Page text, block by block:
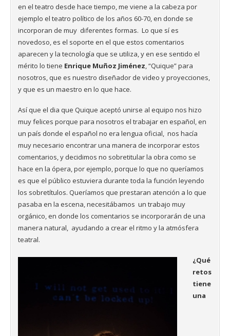
en el teatro desde hace tiempo, me viene a la cabeza por
ejemplo el teatro político de los años 60-70, en donde se
incorporan de muy diferentes formas. Lo que sí es
novedoso, es el soporte en el que estos comentarios
aparecen y la tecnología que se utiliza, y en ese sentido el
mérito lo tiene Enrique Muñoz Jiménez, “Quique” para
nosotros, que es nuestro diseñador de video y proyecciones,
y que es un maestro en lo que hace.
Así que el dia que Quique aceptó unirse al equipo nos hizo
muy felices porque para nosotros el trabajar en español, en
un país donde el español no era lengua oficial, nos hacía
muy necesario encontrar una manera de incorporar estos
comentarios, y decidimos no sobretitular la obra como se
hace en la ópera, por ejemplo, porque lo que no queríamos
es que el público estuviera durante toda la función leyendo
los sobretítulos. Queríamos que prestaran atención a lo que
pasaba en la escena, necesitábamos un trabajo muy
orgánico, en donde los comentarios se incorporarán de una
manera natural, ayudando a crear el ritmo y la atmósfera
teatral.
¿Qué
retos
tiene
una